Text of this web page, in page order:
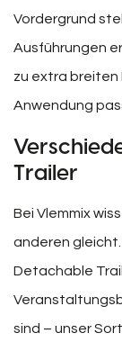
Vordergrund
Ausführungen
zu extra breiten
Anwendung
Trailer
Bei Vlemmix
anderen
Detachable
sind – unser